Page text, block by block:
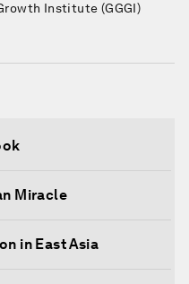
Institute (GGGI)
Miracle
in East Asia